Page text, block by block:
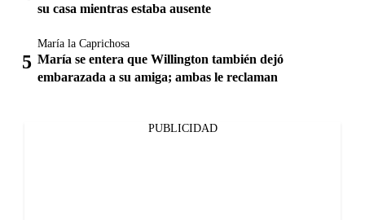
su casa mientras estaba ausente
María la Caprichosa
María se entera que Willington también dejó
embarazada a su amiga; ambas le reclaman
PUBLICIDAD